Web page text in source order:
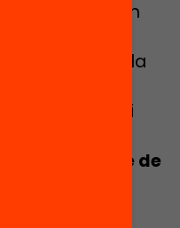
que treballen
per
una tornada
totes i que
d’empatia i
al centre de
a les altres,